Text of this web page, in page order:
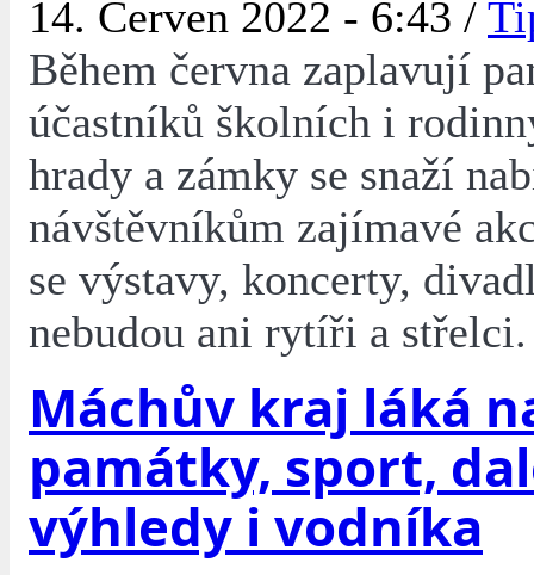
14. Červen 2022 - 6:43 /
Během června zaplavují
účastníků školních i
hrady a zámky se snaží
návštěvníkům zajímavé
se výstavy, koncerty,
nebudou ani rytíři a střelci.
Máchův kraj láká
památky, sport,
výhledy i vodníka